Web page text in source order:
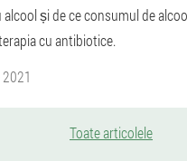
și de ce consumul de
cu antibiotice.
Toate articolele